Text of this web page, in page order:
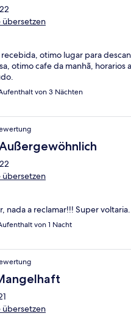
otimo lugar para
otimo cafe da manhã, horarios
von 3 Nächten
nada a reclamar!!! Super voltaria.
von 1 Nacht